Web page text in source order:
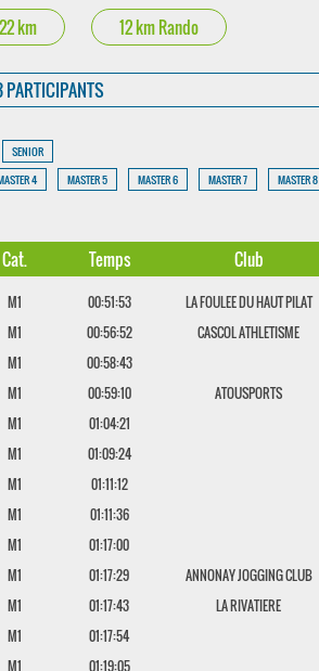
22 km 12 km Rando
SENIOR
4 MASTER 5 MASTER 6 MASTER 7 MASTER 8
Cat. Temps Club
M1 00:51:53 LA FOULEE DU HAUT PILAT
M1 00:56:52 CASCOL ATHLETISME
M1
00:58:43
M1 00:59:10
ATOUSPORTS
M1
01:04:21
M1
01:09:24
M1
01:11:12
M1
01:11:36
M1
01:17:00
M1 01:17:29
ANNONAY JOGGING CLUB
M1 01:17:43
LA RIVATIERE
M1
01:17:54
M1 01:19:05